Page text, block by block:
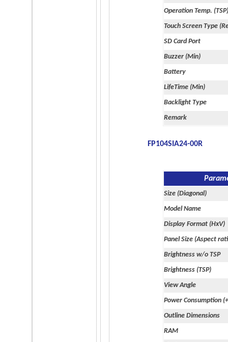
Operation Temp. (TSP)
Touch Screen Type
SD Card Port
Buzzer (Min)
Battery
LifeTime (Min)
Backlight Type
Remark
FP104SIA24-00R
Size (Diagonal)
Model Name
Display Format (HxV)
Panel Size (Aspect
Brightness w/o TSP
Brightness (TSP)
View Angle
Power Consumption
Outline Dimensions
RAM